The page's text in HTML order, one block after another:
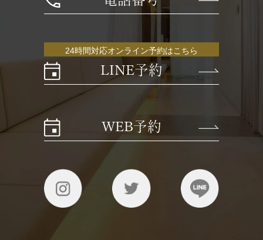
24時間対応オンライン予約はこちら
LINE予約
WEB予約